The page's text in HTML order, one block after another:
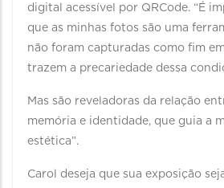
digital acessível por QRCode. “É
que as minhas fotos são uma
não foram capturadas como fim
trazem a precariedade dessa
Mas são reveladoras da relação
memória e identidade, que guia a
estética”.
Carol deseja que sua exposição